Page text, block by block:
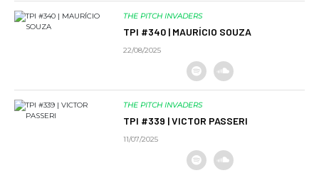
THE PITCH INVADERS
TPI #340 | MAURÍCIO SOUZA
22/08/2025
THE PITCH INVADERS
TPI #339 | VICTOR PASSERI
11/07/2025